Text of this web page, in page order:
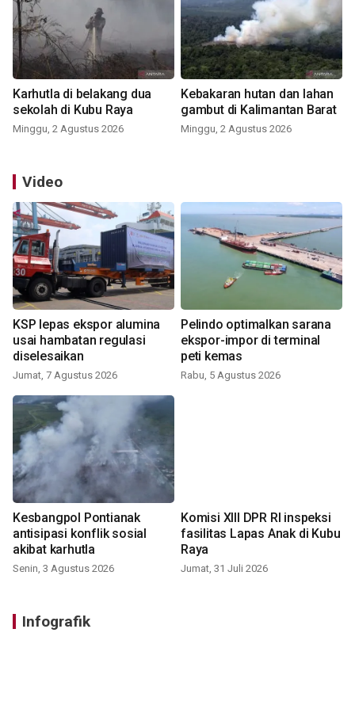
Karhutla di belakang dua
sekolah di Kubu Raya
Minggu, 2 Agustus 2026
Kebakaran hutan dan lahan
gambut di Kalimantan Barat
Minggu, 2 Agustus 2026
Video
KSP lepas ekspor alumina
usai hambatan regulasi
diselesaikan
Jumat, 7 Agustus 2026
Pelindo optimalkan sarana
ekspor-impor di terminal
peti kemas
Rabu, 5 Agustus 2026
Kesbangpol Pontianak
antisipasi konflik sosial
akibat karhutla
Senin, 3 Agustus 2026
Komisi XIII DPR RI inspeksi
fasilitas Lapas Anak di Kubu
Raya
Jumat, 31 Juli 2026
Infografik